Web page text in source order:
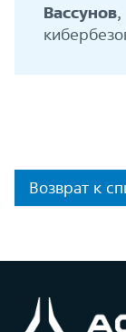
Вассунов
Возврат к